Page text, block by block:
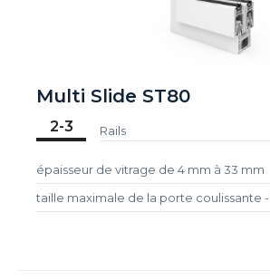
Multi Slide ST80
2-3 Rails
épaisseur de vitrage de 4 mm à 33 mm
taille maximale de la porte coulissante